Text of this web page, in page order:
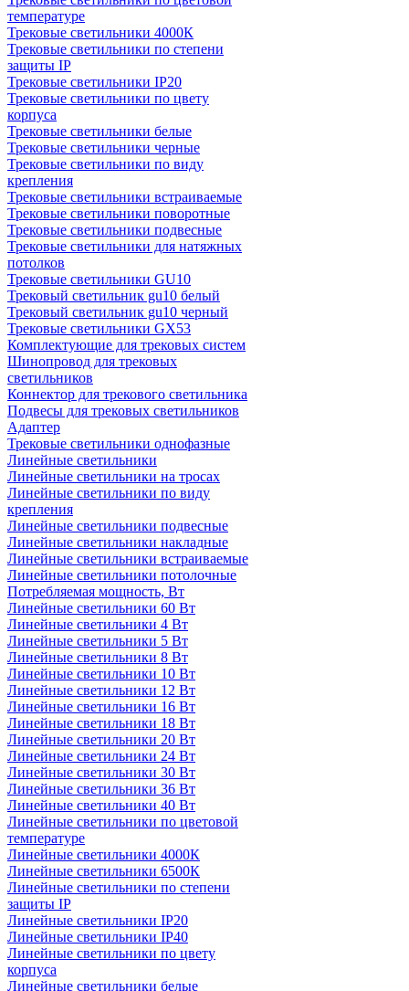
температуре
Трековые светильники 4000К
Трековые светильники по степени
защиты IP
Трековые светильники IP20
Трековые светильники по цвету
корпуса
Трековые светильники белые
Трековые светильники черные
Трековые светильники по виду
крепления
Трековые светильники встраиваемые
Трековые светильники поворотные
Трековые светильники подвесные
Трековые светильники для натяжных
потолков
Трековые светильники GU10
Трековый светильник gu10 белый
Трековый светильник gu10 черный
Трековые светильники GX53
Комплектующие для трековых систем
Шинопровод для трековых
светильников
Коннектор для трекового светильника
Подвесы для трековых светильников
Адаптер
Трековые светильники однофазные
Линейные светильники
Линейные светильники на тросах
Линейные светильники по виду
крепления
Линейные светильники подвесные
Линейные светильники накладные
Линейные светильники встраиваемые
Линейные светильники потолочные
Потребляемая мощность, Вт
Линейные светильники 60 Вт
Линейные светильники 4 Вт
Линейные светильники 5 Вт
Линейные светильники 8 Вт
Линейные светильники 10 Вт
Линейные светильники 12 Вт
Линейные светильники 16 Вт
Линейные светильники 18 Вт
Линейные светильники 20 Вт
Линейные светильники 24 Вт
Линейные светильники 30 Вт
Линейные светильники 36 Вт
Линейные светильники 40 Вт
Линейные светильники по цветовой
температуре
Линейные светильники 4000К
Линейные светильники 6500К
Линейные светильники по степени
защиты IP
Линейные светильники IP20
Линейные светильники IP40
Линейные светильники по цвету
корпуса
Линейные светильники белые